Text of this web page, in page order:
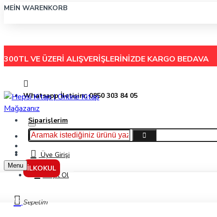
MEIN WARENKORB
300TL VE ÜZERİ ALIŞVERİŞLERİNİZDE KARGO BEDAVA
Whatsapp İletişim: 0850 303 84 05
Siparişlerim
Hakkımızda
İletişimÜye Girişi
Kayıt Ol
Sepetim
İLKOKUL
Menu
Kargaşa Dünyası Kertenkele Kral Komodo / Canavar Peşinde 31 - Adam Blade